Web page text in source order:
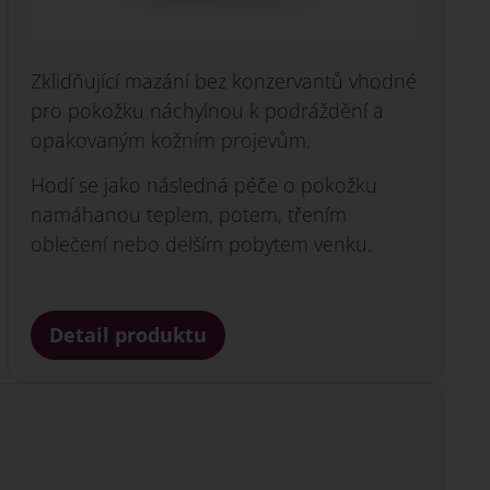
Zklidňující mazání bez konzervantů vhodné
pro pokožku náchylnou k podráždění a
opakovaným kožním projevům.
Hodí se jako následná péče o pokožku
namáhanou teplem, potem, třením
oblečení nebo delším pobytem venku.
Detail produktu